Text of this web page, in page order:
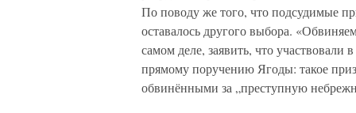
По поводу же того, что подсудимые
оставалось другого выбора.
самом деле, заявить, что
прямому поручению Ягоды: такое
обвинёнными за „преступную